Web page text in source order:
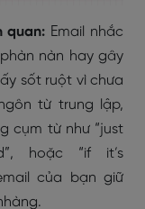
quan: Email nhắc
nàn hay gây
sốt ruột vì chưa
từ trung lập,
cụm từ như “just
hoặc “if it’s
của bạn giữ